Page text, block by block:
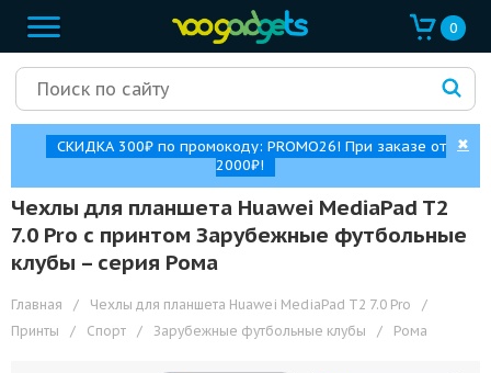
0
СКИДКА 300₽ по промокоду: PROMO26! При заказе от
2000₽!
✖
Чехлы для планшета Huawei MediaPad T2
7.0 Pro с принтом Зарубежные футбольные
клубы – cерия Рома
Главная / Чехлы для планшета Huawei MediaPad T2 7.0 Pro
/
Принты
/ Спорт / Зарубежные футбольные клубы / Рома